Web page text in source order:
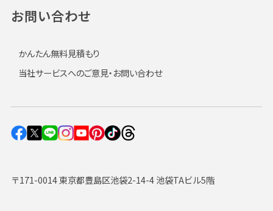
〒171-0014 東京都豊島区池袋2-14-4 池袋TAビル5階
お問い合わせ
かんたん無料見積もり
当社サービスへのご意見・お問い合わせ